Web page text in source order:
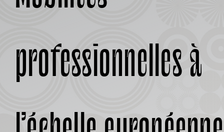
À PROPOS
professionnelles à